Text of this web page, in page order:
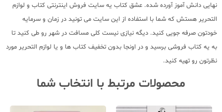
نهایی دانش آموز آورده شده. عشق کتاب یه سایت فروش اینترنتی کتاب و لوازم
التحریر هستش که شما با استفاده از این سایت می تونید در زمان و سرمایه
خودتون صرفه جویی کنید. دیگه نیازی نیست کلی مسافت در شهر رو طی کنید تا
به یه کتاب فروشی برسید و در اونجا بدون تخفیف کتاب ها و یا لوازم التحریر مورد
نظرتون رو تهیه کنید.
محصولات مرتبط با انتخاب شما